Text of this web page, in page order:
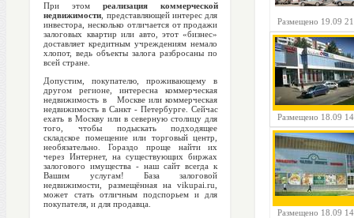
При этом реализация коммерческой
недвижимости , представляющей интерес для
инвестора, несколько отличается от продажи
залоговых квартир или авто, этот «бизнес»
доставляет кредитным учреждениям немало
хлопот, ведь объекты залога разбросаны по
всей стране.
Допустим, покупателю, проживающему в
другом регионе, интересна коммерческая
недвижимость в Москве или коммерческая
недвижимость в Санкт - Петербурге. Сейчас
ехать в Москву или в северную столицу для
того, чтобы подыскать подходящее
складское помещение или торговый центр,
необязательно. Гораздо проще найти их
через Интернет, на существующих биржах
залогового имущества - наш сайт всегда к
Вашим услугам! База залоговой
недвижимости, размещённая на vikupai.ru,
может стать отличным подспорьем и для
покупателя, и для продавца.
Размещено 19.09
Размещено 18.09
Размещено 18.09